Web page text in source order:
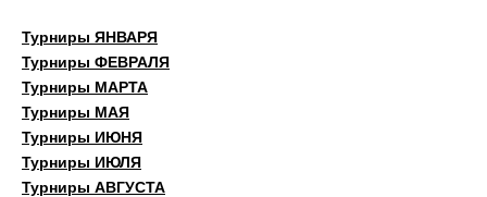
Турниры ЯНВАРЯ
Турниры ФЕВРАЛЯ
Турниры МАРТА
Турниры МАЯ
Турниры ИЮНЯ
Турниры ИЮЛЯ
Турниры АВГУСТА